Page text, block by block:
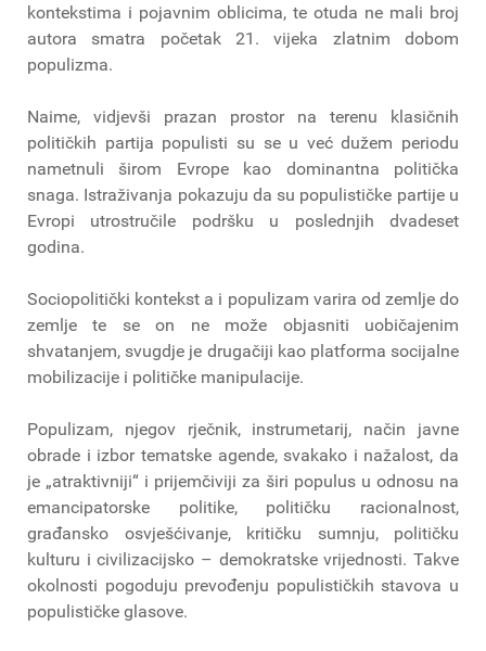
kontekstima i pojavnim oblicima, te otuda ne mali broj
autora smatra početak 21. vijeka zlatnim dobom
populizma.
Naime, vidjevši prazan prostor na terenu klasičnih
političkih partija populisti su se u već dužem periodu
nametnuli širom Evrope kao dominantna politička
snaga. Istraživanja pokazuju da su populističke partije u
Evropi utrostručile podršku u poslednjih dvadeset
godina.
Sociopolitički kontekst a i populizam varira od zemlje do
zemlje te se on ne može objasniti uobičajenim
shvatanjem, svugdje je drugačiji kao platforma socijalne
mobilizacije i političke manipulacije.
Populizam, njegov rječnik, instrumetarij, način javne
obrade i izbor tematske agende, svakako i nažalost, da
je „atraktivniji“ i prijemčiviji za širi populus u odnosu na
emancipatorske politike, političku racionalnost,
građansko osvješćivanje, kritičku sumnju, političku
kulturu i civilizacijsko – demokratske vrijednosti. Takve
okolnosti pogoduju prevođenju populističkih stavova u
populističke glasove.